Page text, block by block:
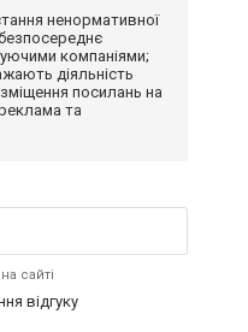
ненормативної
компаніями;
діяльність
посилань на
та
сайті
відгуку